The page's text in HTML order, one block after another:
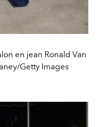
en jean Ronald Van
Getty Images